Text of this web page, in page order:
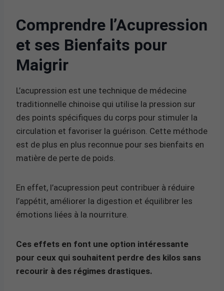
Comprendre l’Acupression
et ses Bienfaits pour
Maigrir
L’acupression est une technique de médecine
traditionnelle chinoise qui utilise la pression sur
des points spécifiques du corps pour stimuler la
circulation et favoriser la guérison. Cette méthode
est de plus en plus reconnue pour ses bienfaits en
matière de perte de poids.
En effet, l’acupression peut contribuer à réduire
l’appétit, améliorer la digestion et équilibrer les
émotions liées à la nourriture.
Ces effets en font une option intéressante
pour ceux qui souhaitent perdre des kilos sans
recourir à des régimes drastiques.